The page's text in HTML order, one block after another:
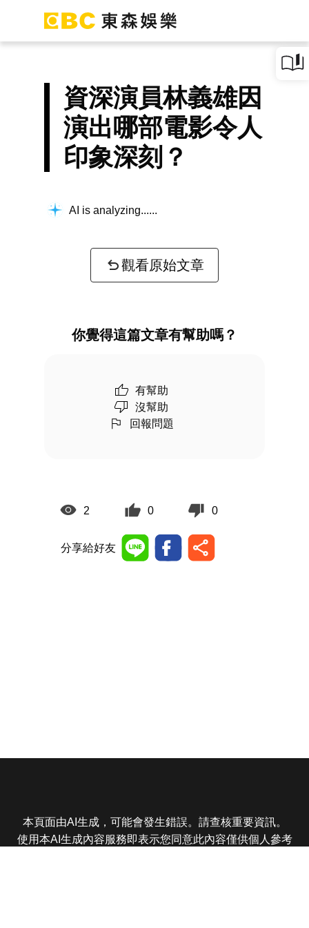
資深演員林義雄因
演出哪部電影令人
印象深刻？
AI is analyzing...
觀看原始文章
你覺得這篇文章有幫助嗎？
有幫助
沒幫助
回報問題
2 0 0
分享給好友
本頁面由AI生成，可能會發生錯誤。請查核重要資訊。
使用本AI生成內容服務即表示您同意此內容僅供個人參考